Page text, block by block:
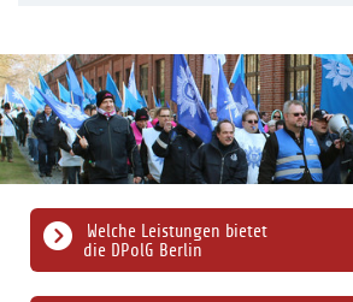
Welche Leistungen bietet
die DPolG Berlin